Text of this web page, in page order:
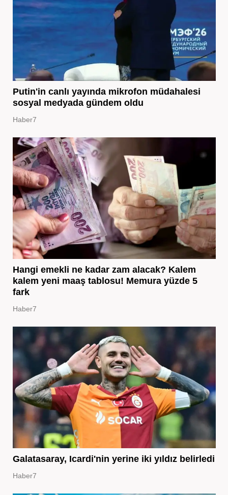
Putin'in canlı yayında mikrofon müdahalesi
sosyal medyada gündem oldu
Haber7
Hangi emekli ne kadar zam alacak? Kalem
kalem yeni maaş tablosu! Memura yüzde 5
fark
Haber7
Galatasaray, Icardi'nin yerine iki yıldız belirledi
Haber7